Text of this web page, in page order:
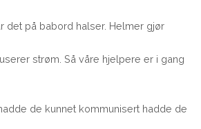
det på babord halser. Helmer gjør
strøm. Så våre hjelpere er i gang
de kunnet kommunisert hadde de